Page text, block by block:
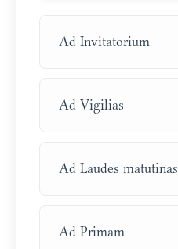
Ad Invitatorium
Ad Vigilias
Ad Laudes matutinas
Ad Primam